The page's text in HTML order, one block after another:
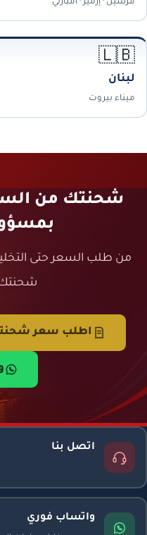
🇱🇧
لبنان
ميناء بيروت
شحنتك من
من طلب السعر حتى
شحنتك
اطلب سعر
اتصل بنا
واتساب فوري